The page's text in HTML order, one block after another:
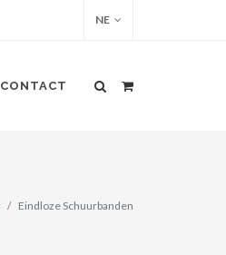
NE
CONTACT
Eindloze Schuurbanden